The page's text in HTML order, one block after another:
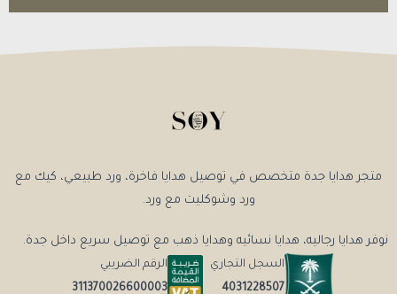
متجر هدايا جدة متخصص في توصيل هدايا فاخرة، ورد طبيعي، كيك مع
ورد وشوكليت مع ورد.
نوفر هدايا رجاليه، هدايا نسائيه وهدايا ذهب مع توصيل سريع داخل جدة.
السجل التجاري
4031228507
الرقم الضريبي
311370026600003